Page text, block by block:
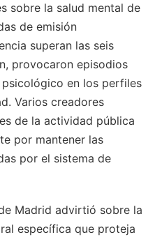
sobre la salud mental de
de emisión
superan las seis
provocaron episodios
en los perfiles
Varios creadores
de la actividad pública
por mantener las
por el sistema de
Madrid advirtió sobre la
específica que proteja